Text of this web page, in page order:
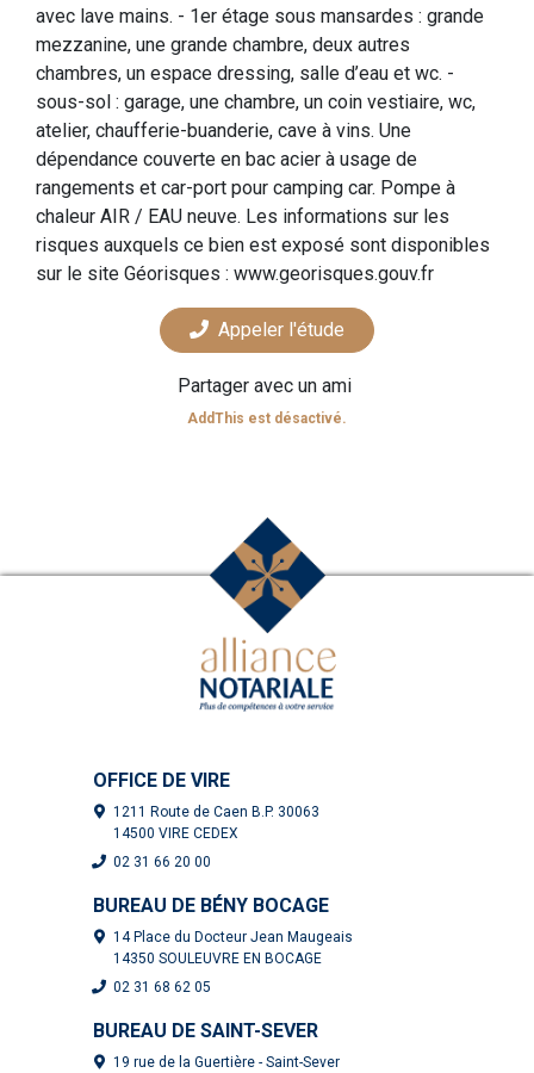
avec lave mains. - 1er étage sous mansardes : grande
mezzanine, une grande chambre, deux autres
chambres, un espace dressing, salle d’eau et wc. -
sous-sol : garage, une chambre, un coin vestiaire, wc,
atelier, chaufferie-buanderie, cave à vins. Une
dépendance couverte en bac acier à usage de
rangements et car-port pour camping car. Pompe à
chaleur AIR / EAU neuve. Les informations sur les
risques auxquels ce bien est exposé sont disponibles
sur le site Géorisques : www.georisques.gouv.fr
Appeler l'étude
Partager avec un ami
AddThis est désactivé.
OFFICE DE VIRE
1211 Route de Caen B.P. 30063
14500 VIRE CEDEX
02 31 66 20 00
BUREAU DE BÉNY BOCAGE
14 Place du Docteur Jean Maugeais
14350 SOULEUVRE EN BOCAGE
02 31 68 62 05
BUREAU DE SAINT-SEVER
19 rue de la Guertière - Saint-Sever